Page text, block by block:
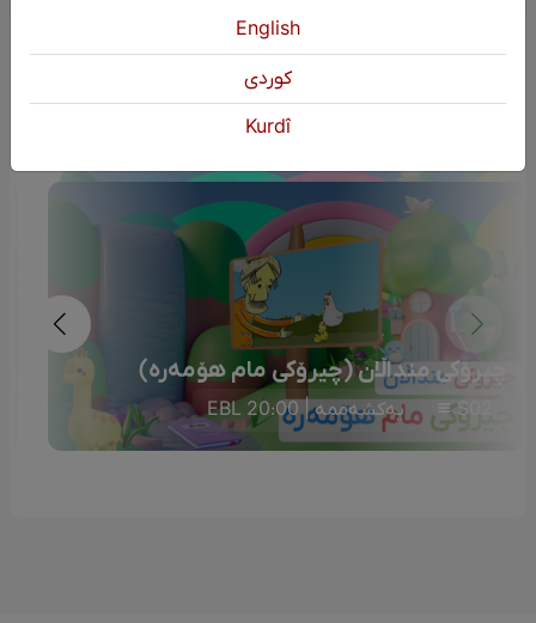
دوایین بەرنامە
چیرۆکی منداڵان (چیرۆکی مام هۆمەرە)
S02 یەکشەممە | 20:00 EBL
English
كوردی
Kurdî